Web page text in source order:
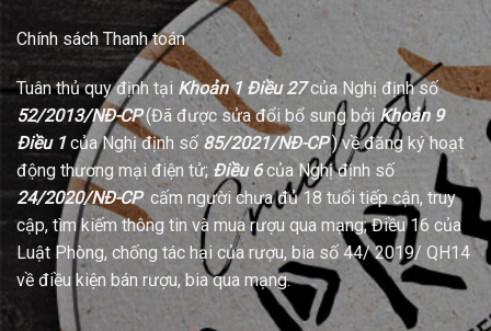
Chính sách Thanh toán
Tuân thủ quy định tại Khoản 1 Điều 27của Nghị định số
52/2013/NĐ-CP(Đã được sửa đổi bổ sung bởi Khoản 9
Điều 1của Nghị định số 85/2021/NĐ-CP) về đăng ký hoạt
động thương mại điện tử; Điều 6của Nghị định số
24/2020/NĐ-CPcấm người chưa đủ 18 tuổi tiếp cận, truy
cập, tìm kiếm thông tin và mua rượu qua mạng; Điều 16 của
Luật Phòng, chống tác hại của rượu, bia số 44/ 2019/ QH14
về điều kiện bán rượu, bia qua mạng.